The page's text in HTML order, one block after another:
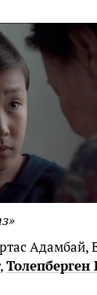
Адамбай,
Толепберген